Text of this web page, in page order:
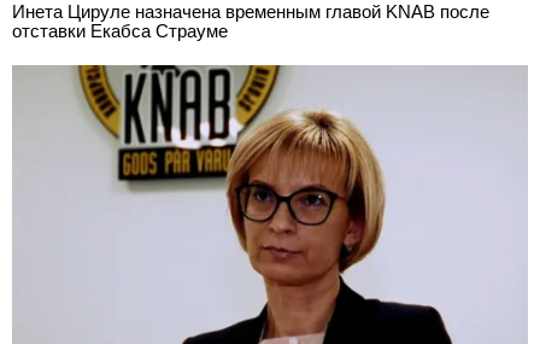
Инета Цируле назначена временным главой KNAB после
отставки Екабса Страуме